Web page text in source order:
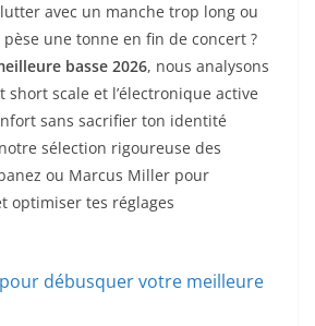
avec un manche trop long ou
une tonne en fin de concert ?
basse 2026, nous analysons
scale et l’électronique active
sans sacrifier ton identité
sélection rigoureuse des
ou Marcus Miller pour
optimiser tes réglages
débusquer votre meilleure